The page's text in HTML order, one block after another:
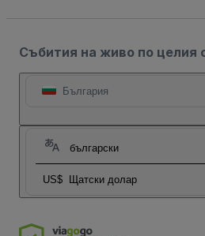
Събития на живо по целия
България
български
US$ Щатски долар